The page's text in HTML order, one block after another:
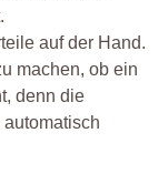
auf der Hand.
machen, ob ein
denn die